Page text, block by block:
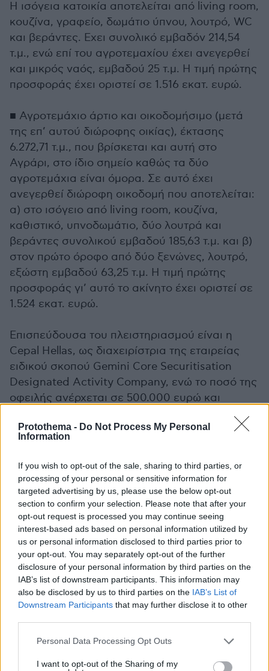
Protothema - Do Not Process My Personal
Information
If you wish to opt-out of the sale, sharing to third parties, or
processing of your personal or sensitive information for
targeted advertising by us, please use the below opt-out
section to confirm your selection. Please note that after your
opt-out request is processed you may continue seeing
interest-based ads based on personal information utilized by
us or personal information disclosed to third parties prior to
your opt-out. You may separately opt-out of the further
disclosure of your personal information by third parties on the
IAB’s list of downstream participants. This information may
also be disclosed by us to third parties on the IAB’s List of
Downstream Participants that may further disclose it to other
Please note that this website/app uses one or more Google
not limited to your visit or usage behaviour. You may click to
Personal Data Processing Opt Outs
I want to opt-out of the Sharing of my
Η ισόγεια κατοικία αποτελείται από living room,
κουζίνα, γραφείο, δωμάτιο ύπνου, λουτρό, WC
και βεράντες. Εχει συνολικό εμβαδόν 214,54
τ.μ., ενώ επί του αγροτεμαχίου έχει ανεγερθεί
και μικρός ναός, εμβαδού 25 τ.μ. Η τιμή πρώτης
προσφοράς έχει οριστεί σε 1.516 εκατ. ευρώ.
■ Αγροτεμάχιο άρτιο και οικοδομήσιμο (μετά
της επ’ αυτού διώροφης οικίας), έκτασης
6.272,71 τ.μ., που βρίσκεται και αυτή στο
Αγράρι, στο ίδιο σημείο καθώς τα δύο
αγροτεμάχια είναι όμορα. Σε αυτό έχει
ανεγερθεί διώροφη οικοδομή που αποτελείται:
α) στο ισόγειο από living room, κουζίνα,
καθιστικό, υπνοδωμάτιο, δύο λουτρά και
βεράντες συνολικού εμβαδού 185,63 τ.μ. και β)
στον πρώτο όροφο από δύο ξενώνες, λουτρό,
εξώστη εμβαδού 63,25 τ.μ. Η τιμή πρώτης
προσφοράς γι’ αυτό το ακίνητο έχει οριστεί σε
1.524 εκατ. ευρώ.
Επισπεύδουσα του πλειστηριασμού είναι η
Cepal Hellas, ως διαχειρίστρια της εταιρείας
ειδικού σκοπού Gemini Core Securitisation
Designated Activity Company, ενώ το ποσό της
οφειλής ανέρχεται σε 500.000 ευρώ και
πέραν της παρούσας αναγκαστικής
κατάσχεσης που οδηγεί στον πλειστηριασμό,
φέρουν προσημείωση υποθήκης για ποσό 6
εκατ. ευρώ υπέρ της Alpha Bank από τις 18
Αυγούστου 2010. Οπως προστίθεται, στο
περιθώριο της προσημείωσης έχει εγγραφεί
στις 29/2/2012 μεταρρύθμιση ως προς το
συνολικό χρεωστικό υπόλοιπο του δανείου και
των δόσεων εξόφλησης. Στις 28/12/2017
υπήρξε ολική τροπή της προσημείωσης σε
Η οικογένεια Εμφιετζόγλου της τεχνικής
εταιρείας Μηχανική έχει βρεθεί εδώ και καιρό